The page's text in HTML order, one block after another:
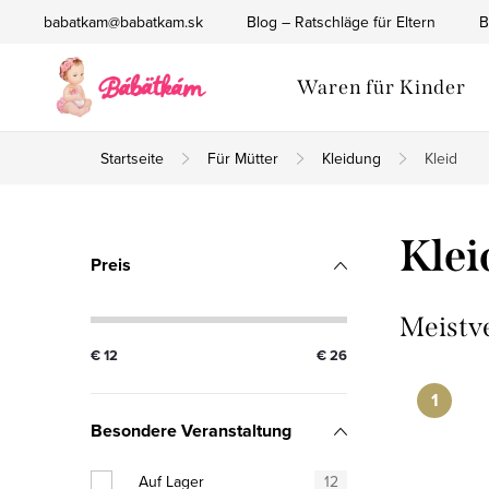
springen
babatkam@babatkam.sk Blog – Ratschläge für Eltern
Waren für Kinder
Startseite Für Mütter Kleidung Kleid
S
i
e
n
Preis
€12 €26
Besondere Veranstaltung
Auf Lager
12